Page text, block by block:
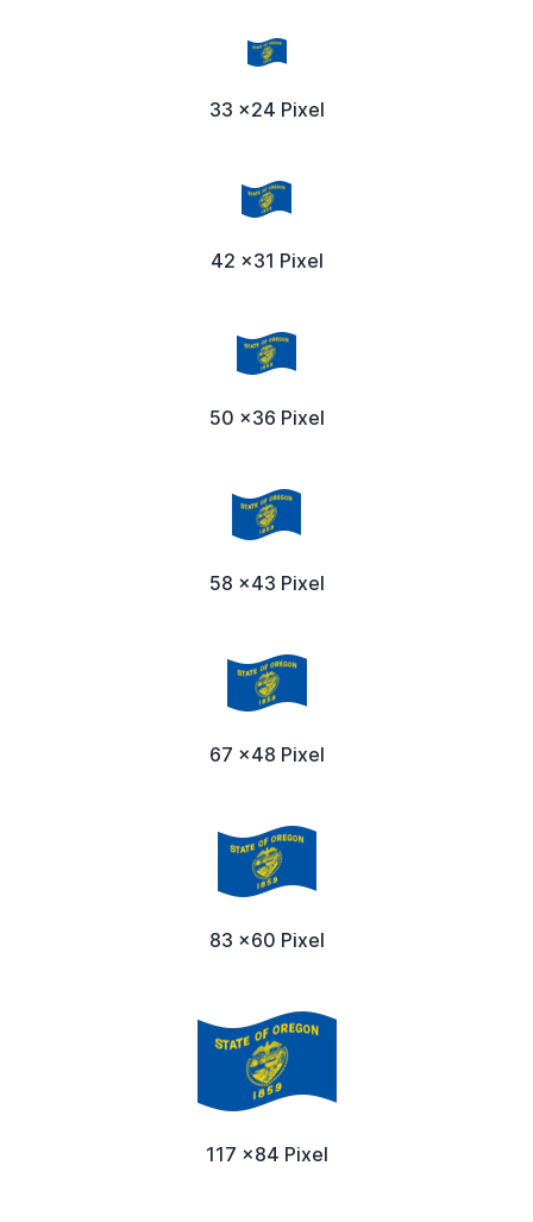
33 x24 Pixel
42 x31 Pixel
50 x36 Pixel
58 x43 Pixel
67 x48 Pixel
83 x60 Pixel
117 x84 Pixel